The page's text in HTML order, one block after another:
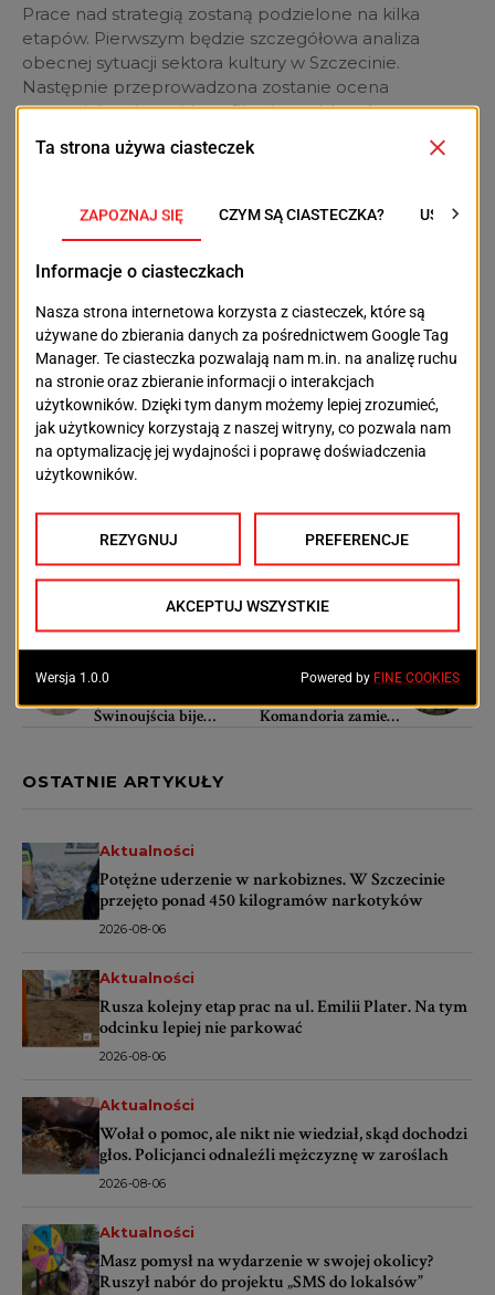
Prace nad strategią zostaną podzielone na kilka
etapów. Pierwszym będzie szczegółowa analiza
obecnej sytuacji sektora kultury w Szczecinie.
Następnie przeprowadzona zostanie ocena
potencjału miasta, identyfikacja problemów oraz
konsultacje z mieszkańcami i przedstawicielami
środowisk twórczych. Dopiero na tej podstawie
na kolejne lata. Wydział Kultury zapowiada, że
realizacji projektu.
Twórcy programu podkreślają, że kultura zmienia się
dziś szybciej niż kiedykolwiek wcześniej. Rosnąca rola
wydarzeń plenerowych, aktywności lokalnych
społeczności, nowych technologii czy działań
realizowanych poza tradycyjnymi instytucjami sprawia,
że miasta muszą na nowo definiować swoją politykę
kulturalną. Strategiczny Program Kultury Miasta
miasta w nadchodzących latach.
POPRZEDNI TEKST
Setny rejs promu
Świnoujścia bije
NASTĘPNY TEKST
Noc Kupały wraca do
Komandoria zamieni
OSTATNIE ARTYKUŁY
Aktualności
Potężne uderzenie w narkobiznes. W Szczecinie
przejęto ponad 450 kilogramów narkotyków
2026-08-06
Aktualności
Rusza kolejny etap prac na ul. Emilii Plater. Na tym
odcinku lepiej nie parkować
2026-08-06
Aktualności
Wołał o pomoc, ale nikt nie wiedział, skąd dochodzi
głos. Policjanci odnaleźli mężczyznę w zaroślach
2026-08-06
Aktualności
Masz pomysł na wydarzenie w swojej okolicy?
Ruszył nabór do projektu „SMS do lokalsów”